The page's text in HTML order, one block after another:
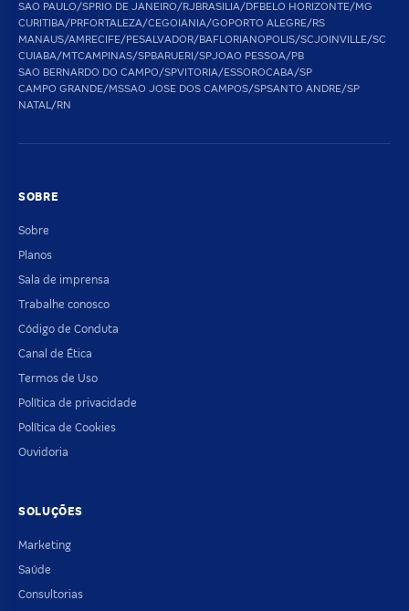
SAO PAULO/SPRIO DE JANEIRO/RJBRASILIA/DFBELO HORIZONTE/MG
CURITIBA/PRFORTALEZA/CEGOIANIA/GOPORTO ALEGRE/RS
MANAUS/AMRECIFE/PESALVADOR/BAFLORIANOPOLIS/SCJOINVILLE/SC
CUIABA/MTCAMPINAS/SPBARUERI/SPJOAO PESSOA/PB
SAO BERNARDO DO CAMPO/SPVITORIA/ESSOROCABA/SP
CAMPO GRANDE/MSSAO JOSE DOS CAMPOS/SPSANTO ANDRE/SP
NATAL/RN
SOBRE
Sobre
Planos
Sala de imprensa
Trabalhe conosco
Código de Conduta
Canal de Ética
Termos de Uso
Política de privacidade
Política de Cookies
Ouvidoria
SOLUÇÕES
Marketing
Saúde
Consultorias